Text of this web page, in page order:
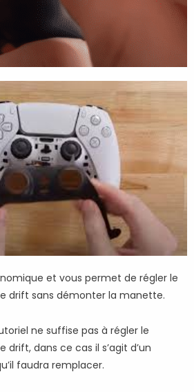
et vous permet de régler le
drift sans démonter la manette.
ne suffise pas à régler le
drift, dans ce cas il s’agit d’un
faudra remplacer.